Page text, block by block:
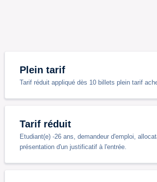
Plein tarif
Tarif réduit appliqué dès 10 billets plein tarif
Tarif réduit
Etudiant(e) -26 ans, demandeur d'emploi,
présentation d'un justificatif à l'entrée.